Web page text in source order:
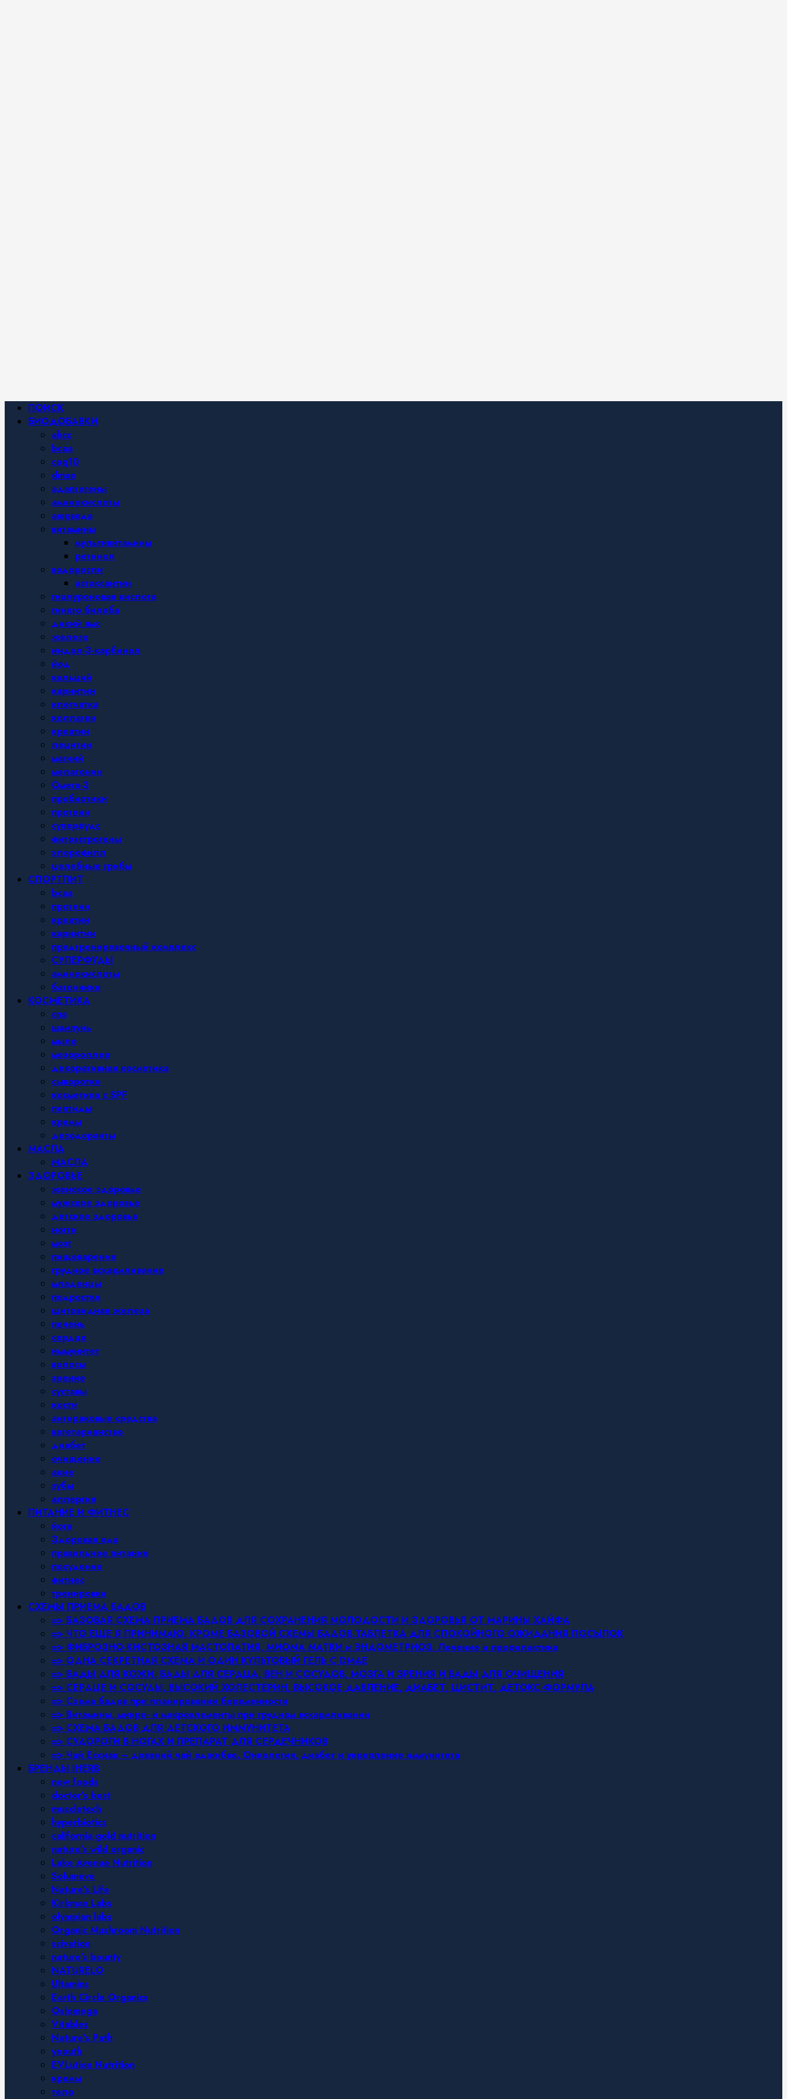
Основное
меню
ПОИСК
БИОДОБАВКИ
ahcc
bcaa
coq10
dmae
адаптогены
аминокислоты
аюрведа
витамины
мультивитамины
ретинол
водоросли
астаксантин
гиалуроновая кислота
гинкго билоба
дикий ямс
железо
индол-3-карбинол
йод
кальций
карнитин
клетчатка
коллаген
креатин
лецитин
магний
мелатонин
Омега-3
пробиотики
протеин
суперфудс
фитоэстрогены
хлорофилл
целебные грибы
СПОРТПИТ
bcaa
протеин
креатин
карнитин
предтренировочный комплекс
СУПЕРФУДЫ
аминокислоты
батончики
КОСМЕТИКА
спа
шампунь
мыло
мезороллер
декоративная косметика
сыворотки
косметика с SPF
пептиды
кремы
дезодоранты
МАСЛА
МАСЛА
ЗДОРОВЬЕ
женское здоровье
мужское здоровье
детское здоровье
ногти
мозг
пищеварение
грудное вскармливание
младенцы
подростки
щитовидная железа
печень
сердце
иммунитет
волосы
зрение
суставы
кости
антираковые средства
вегетарианство
диабет
очищение
акне
зубы
аллергия
ПИТАНИЕ И ФИТНЕС
йога
Здоровая еда
правильное питание
похудение
фитнес
тренировки
СХЕМЫ ПРИЕМА БАДОВ
=> БАЗОВАЯ СХЕМА ПРИЕМА БАДОВ ДЛЯ СОХРАНЕНИЯ МОЛОДОСТИ И ЗДОРОВЬЯ ОТ МАРИНЫ ХАЙФА
=> ЧТО ЕЩЕ Я ПРИНИМАЮ, КРОМЕ БАЗОВОЙ СХЕМЫ БАДОВ.ТАБЛЕТКА ДЛЯ СПОКОЙНОГО ОЖИДАНИЯ ПОСЫЛОК
=> ФИБРОЗНО-КИСТОЗНАЯ МАСТОПАТИЯ, МИОМА МАТКИ и ЭНДОМЕТРИОЗ. Лечение и профилактика
=> ОДНА СЕКРЕТНАЯ СХЕМА И ОДИН КУЛЬТОВЫЙ ГЕЛЬ С DMAE
=> БАДЫ ДЛЯ КОЖИ, БАДЫ ДЛЯ СЕРДЦА, ВЕН И СОСУДОВ, МОЗГА И ЗРЕНИЯ И БАДЫ ДЛЯ ОЧИЩЕНИЯ
=> СЕРДЦЕ И СОСУДЫ, ВЫСОКИЙ ХОЛЕСТЕРИН, ВЫСОКОЕ ДАВЛЕНИЕ, ДИАБЕТ, ЦИСТИТ, ДЕТОКС-ФОРМУЛА
=> Схема бадов при планировании беременности
=> Витамины, микро- и макроэлементы при грудном вскармливании
=> СХЕМА БАДОВ ДЛЯ ДЕТСКОГО ИММУНИТЕТА
=> СУДОРОГИ В НОГАХ И ПРЕПАРАТ ДЛЯ СЕРДЕЧНИКОВ
=> Чай Ессиак – древний чай оджибве. Онкология, диабет и укрепление иммунитета
БРЕНДЫ IHERB
now foods
doctor’s best
muscletech
hyperbiotics
california gold nutrition
nature’s wild organic
Lake Avenue Nutrition
Solumeve
Nature’s Life
Kirkman Labs
olympian labs
Organic Mushroom Nutrition
scivation
nature’s bounty
NATURELO
Ultamins
Earth Circle Organics
Oslomega
Vitables
Nature’s Path
yeouth
EVLution Nutrition
кремы
тело